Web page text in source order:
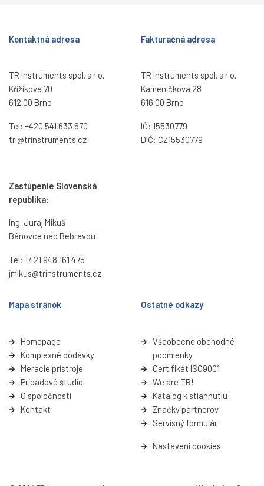
Kontaktná adresa
TR instruments spol. s r.o.
Křižíkova 70
612 00 Brno
Tel: +420 541 633 670
tri@trinstruments. cz
Zastúpenie Slovenská
republika:
Ing. Juraj Mikuš
Bánovce nad Bebravou
Tel: +421 948 161 475
jmikus@trinstruments.cz
Fakturačná adresa
TR instruments spol. s r.o.
Kameníčkova 28
616 00 Brno
IČ: 15530779
DIČ: CZ15530779
Mapa stránok
Homepage
Komplexné dodávky
Meracie prístroje
Prípadové štúdie
O spoločnosti
Kontakt
Ostatné odkazy
Všeobecné obchodné
podmienky
Certifikát ISO9001
We are TR!
Katalóg k stiahnutiu
Značky partnerov
Servisný formulár
Nastavení cookies